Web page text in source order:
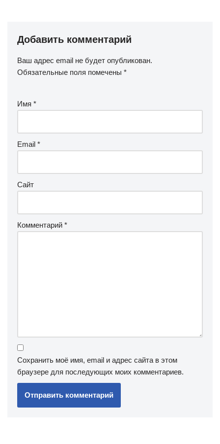
Добавить комментарий
Ваш адрес email не будет опубликован.
Обязательные поля помечены *
Имя *
Email *
Сайт
Комментарий *
Сохранить моё имя, email и адрес сайта в этом
браузере для последующих моих комментариев.